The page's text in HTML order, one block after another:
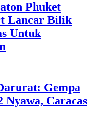
Phuket
Lancar Bilik
Untuk
Gempa
Nyawa, Caracas